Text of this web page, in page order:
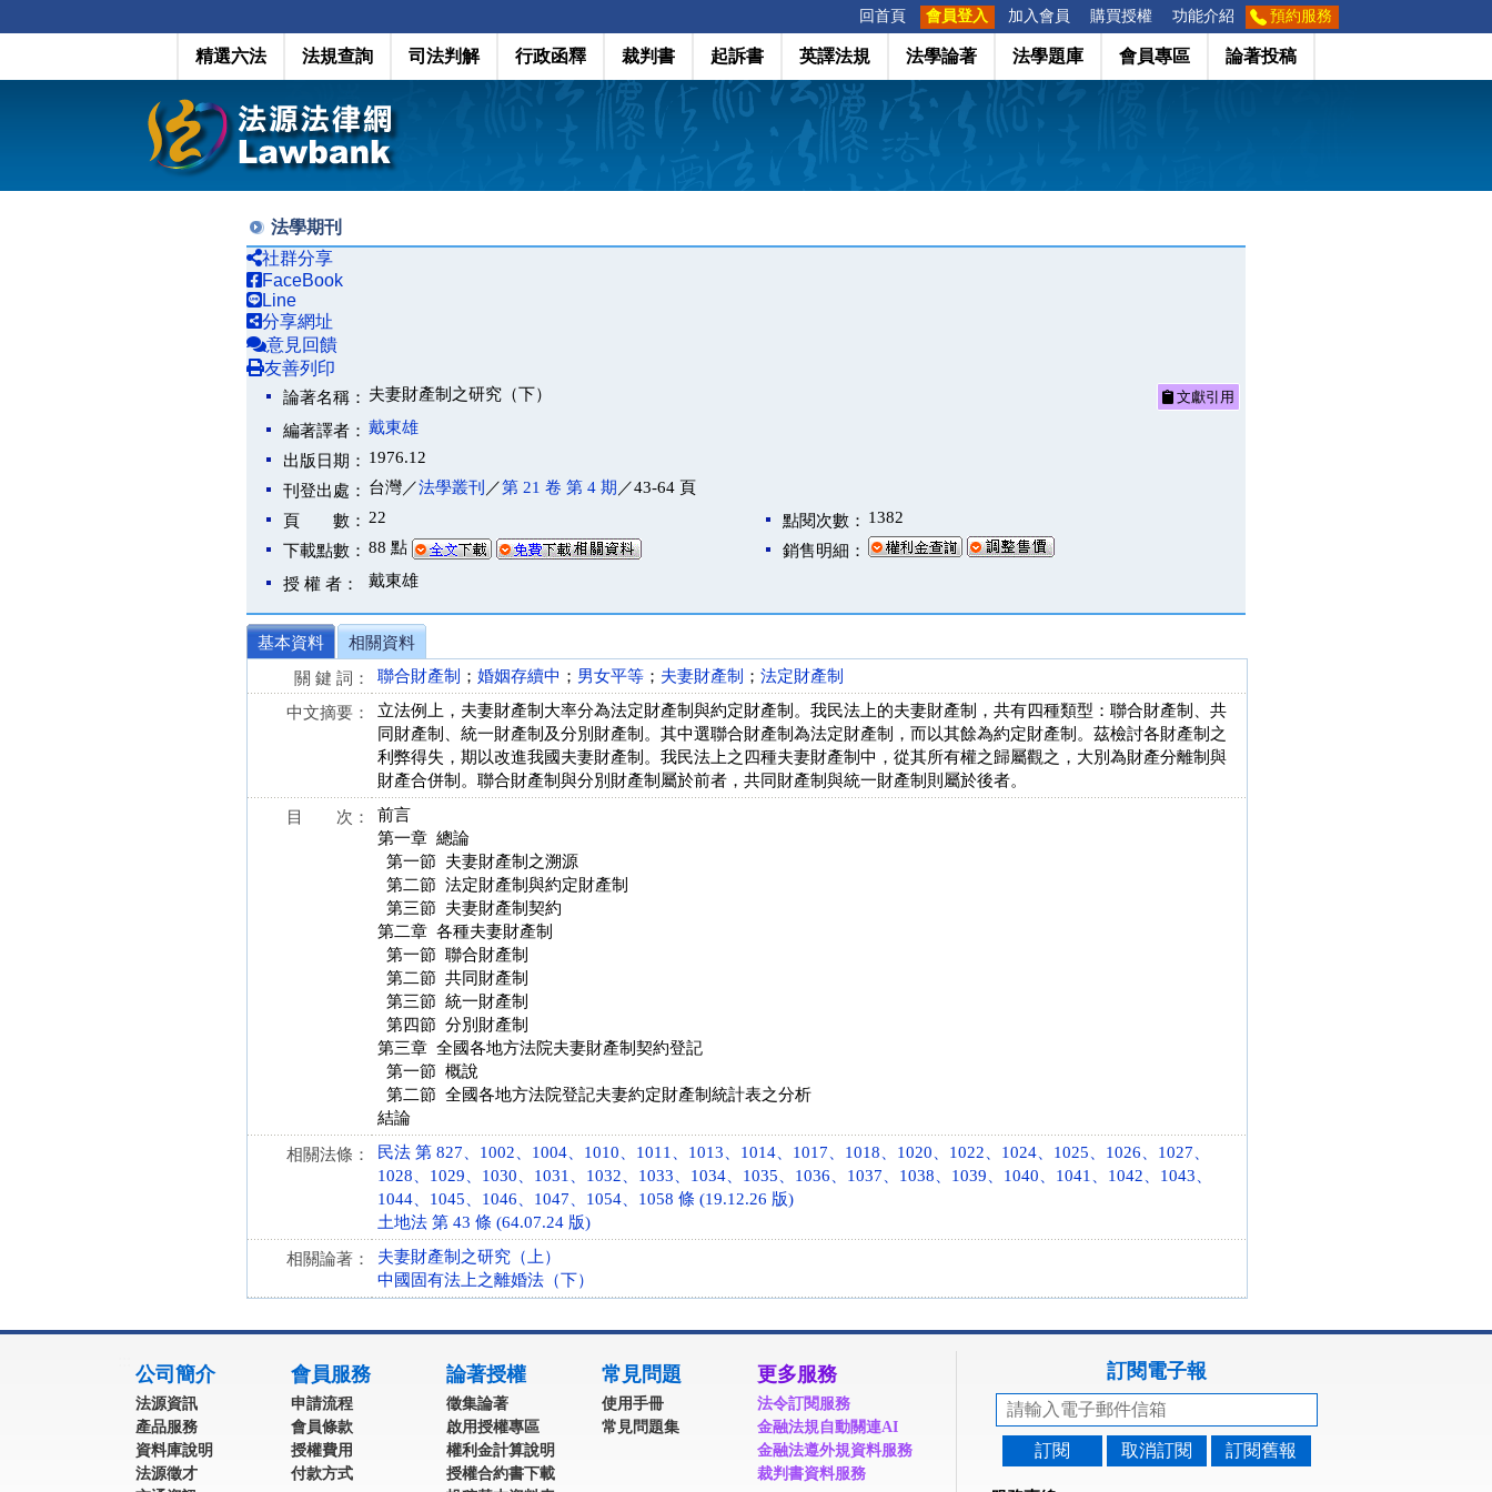
回首頁 會員登入 加入會員 購買授權 功能介紹 預約服務
精選六法 法規查詢 司法判解 行政函釋 裁判書 起訴書 英譯法規 法學論著 法學題庫 會員專區 論著投稿
法學期刊
社群分享
FaceBook
Line
分享網址
意見回饋
友善列印
論著名稱： 夫妻財產制之研究（下） 文獻引用
編著譯者： 戴東雄
出版日期： 1976.12
刊登出處： 台灣／法學叢刊 ／第 21 卷 第 4 期 ／43-64 頁
頁 數： 22 點閱次數： 1382
下載點數： 88 點
銷售明細：
授 權 者：
戴東雄
基本資料
相關資料
關 鍵 詞：
聯合財產制 ； 婚姻存續中 ； 男女平等 ； 夫妻財產制 ； 法定財產制
中文摘要：
立法例上，夫妻財產制大率分為法定財產制與約定財產制。我民法上的夫妻財產制，共有四種類型：聯合財產制、共
同財產制、統一財產制及分別財產制。其中選聯合財產制為法定財產制，而以其餘為約定財產制。茲檢討各財產制之
利弊得失，期以改進我國夫妻財產制。我民法上之四種夫妻財產制中，從其所有權之歸屬觀之，大別為財產分離制與
財產合併制。聯合財產制與分別財產制屬於前者，共同財產制與統一財產制則屬於後者。
目 次：
前言
第一章 總論
第一節 夫妻財產制之溯源
第二節 法定財產制與約定財產制
第三節 夫妻財產制契約
第二章 各種夫妻財產制
第一節 聯合財產制
第二節 共同財產制
第三節 統一財產制
第四節 分別財產制
第三章 全國各地方法院夫妻財產制契約登記
第一節 概說
第二節 全國各地方法院登記夫妻約定財產制統計表之分析
結論
相關法條：
民法 第 827、1002、1004、1010、1011、1013、1014、1017、1018、1020、1022、1024、1025、1026、1027、
1028、1029、1030、1031、1032、1033、1034、1035、1036、1037、1038、1039、1040、1041、1042、1043、
1044、1045、1046、1047、1054、1058 條 (19.12.26 版)
土地法 第 43 條 (64.07.24 版)
相關論著：
夫妻財產制之研究（上）
中國固有法上之離婚法（下）
公司簡介
法源資訊
產品服務
資料庫說明
法源徵才
會員服務
申請流程
會員條款
授權費用
付款方式
論著授權
徵集論著
啟用授權專區
權利金計算說明
授權合約書下載
常見問題
使用手冊
常見問題集
更多服務
法令訂閱服務
金融法規自動關連AI
金融法遵外規資料服務
裁判書資料服務
訂閱電子報
訂閱 取消訂閱 訂閱舊報